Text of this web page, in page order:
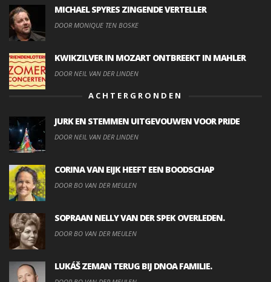
MICHAEL SPYRES ZINGENDE VERTELLER
DOOR MONIQUE TEN BOSKE
KWIKZILVER IN MOZART ONTBREEKT IN MAHLER
DOOR NEIL VAN DER LINDEN
ACHTERGRONDEN
JURK EN STEMMEN UITGEVOUWEN VOOR PRIDE
DOOR NEIL VAN DER LINDEN
CORINA VAN EIJK HEEFT EEN BOODSCHAP
DOOR BO VAN DER MEULEN
SOPRAAN NELLY VAN DER SPEK OVERLEDEN.
DOOR BO VAN DER MEULEN
LUKÁŠ ZEMAN TERUG BIJ DNOA FAMILIE.